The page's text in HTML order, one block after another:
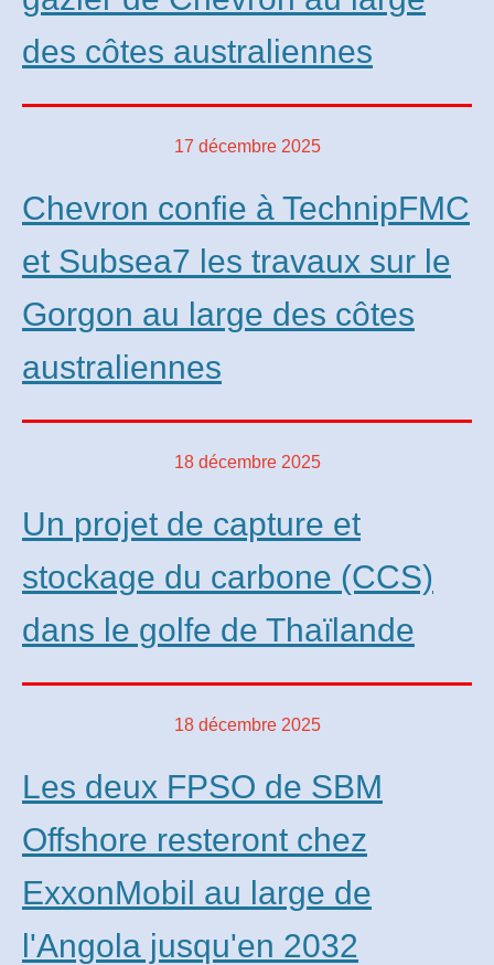
des côtes australiennes
17 décembre 2025
Chevron confie à TechnipFMC
et Subsea7 les travaux sur le
Gorgon au large des côtes
australiennes
18 décembre 2025
Un projet de capture et
stockage du carbone (CCS)
dans le golfe de Thaïlande
18 décembre 2025
Les deux FPSO de SBM
Offshore resteront chez
ExxonMobil au large de
l'Angola jusqu'en 2032